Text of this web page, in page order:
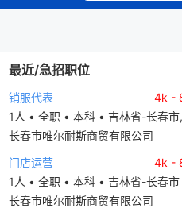
最近/急招职位
销服代表
4k -
1人 • 全职 • 本科 • 吉林省-长春市
长春市唯尔耐斯商贸有限公司
门店运营
4k -
1人 • 全职 • 本科 • 吉林省-长春市
长春市唯尔耐斯商贸有限公司